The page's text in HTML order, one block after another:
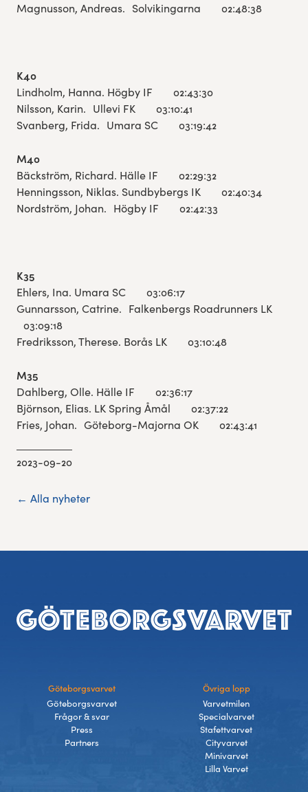
Magnusson, Andreas. Solvikingarna 02:48:38
K40
Lindholm, Hanna. Högby IF 02:43:30
Nilsson, Karin. Ullevi FK 03:10:41
Svanberg, Frida. Umara SC 03:19:42
M40
Bäckström, Richard. Hälle IF 02:29:32
Henningsson, Niklas. Sundbybergs IK 02:40:34
Nordström, Johan. Högby IF 02:42:33
K35
Ehlers, Ina. Umara SC 03:06:17
Gunnarsson, Catrine. Falkenbergs Roadrunners LK
03:09:18
Fredriksson, Therese. Borås LK 03:10:48
M35
Dahlberg, Olle. Hälle IF 02:36:17
Björnson, Elias. LK Spring Åmål 02:37:22
Fries, Johan. Göteborg-Majorna OK 02:43:41
2023-09-20
← Alla nyheter
Sidfot
Göteborgsvarvet
Göteborgsvarvet
Frågor & svar
Press
Partners
Övriga lopp
Varvetmilen
Specialvarvet
Stafettvarvet
Cityvarvet
Minivarvet
Lilla Varvet